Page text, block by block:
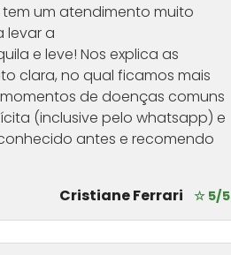
tem um atendimento muito
levar a
e leve! Nos explica as
clara, no qual ficamos mais
de doenças comuns
(inclusive pelo whatsapp) e
antes e recomendo
Cristiane Ferrari
☆ 5/5